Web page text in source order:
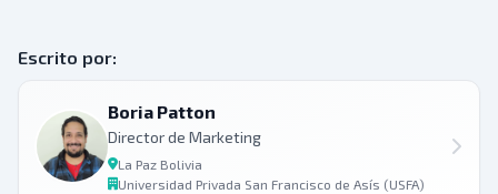
Escrito por:
Boria Patton
Director de Marketing
La Paz Bolivia
Universidad Privada San Francisco de Asís (USFA)